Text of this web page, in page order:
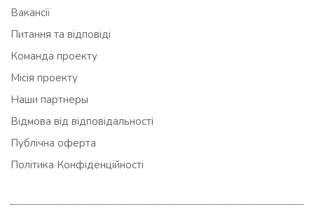
Вакансії
Питання та відповіді
Команда проекту
Місія проекту
Наши партнеры
Відмова від відповідальності
Публічна оферта
Політика Конфіденційності